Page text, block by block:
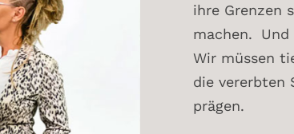
ihre Grenzen
machen.
Wir müssen
die vererbten
prägen.